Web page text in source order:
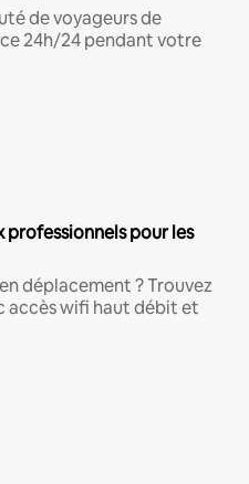
de voyageurs de
24h/24 pendant votre
professionnels pour les
déplacement ? Trouvez
accès wifi haut débit et